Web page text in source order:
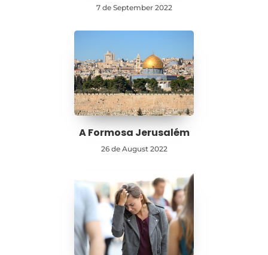
7 de September 2022
A Formosa Jerusalém
26 de August 2022